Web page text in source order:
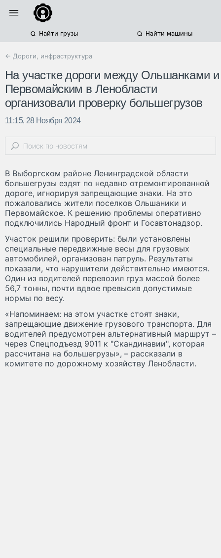
Найти грузы Найти машины
← Дороги, инфраструктура
На участке дороги между Ольшанками и
Первомайским в Ленобласти
организовали проверку большегрузов
11:15, 28 Ноября 2024
В Выборгском районе Ленинградской области
большегрузы ездят по недавно отремонтированной
дороге, игнорируя запрещающие знаки. На это
пожаловались жители поселков Ольшаники и
Первомайское. К решению проблемы оперативно
подключились Народный фронт и Госавтонадзор.
Участок решили проверить: были установлены
специальные передвижные весы для грузовых
автомобилей, организован патруль. Результаты
показали, что нарушители действительно имеются.
Один из водителей перевозил груз массой более
56,7 тонны, почти вдвое превысив допустимые
нормы по весу.
«Напоминаем: на этом участке стоят знаки,
запрещающие движение грузового транспорта. Для
водителей предусмотрен альтернативный маршрут –
через Спецподъезд 9011 к "Скандинавии", которая
рассчитана на большегрузы», – рассказали в
комитете по дорожному хозяйству Ленобласти.